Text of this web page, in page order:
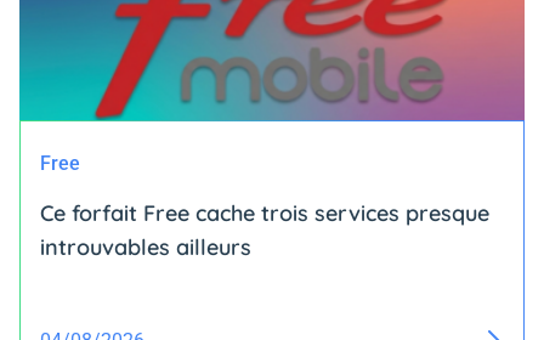
Free
Ce forfait Free cache trois services presque
introuvables ailleurs